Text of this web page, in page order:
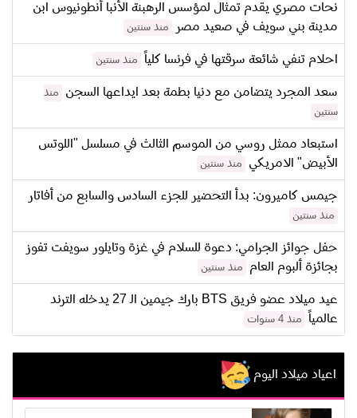
نحات مصري يقدم تمثال لمؤسس الرهبنة الأنبا أنطونيوس ابن
مدينة بني سويف في صعيد مصر
منذ سنتين
احلام تنفي شائعة سرقتها في فرنسا كلياً منذ سنتين
سعد المجرد يتضامن مع دنيا بطمة بعد ايداعها السجن
منذ
سنتين
استبعاد ممثل روسي من الموسم الثالث في مسلسل "اللوتس
الأبيض" الامريكي
منذ سنتين
جيمس كاميرون: بدأ التحضير للجزء السادس والسابع من أفاتار
منذ سنتين
حفل جوائز الجرامي: دعوة للسلام في غزة وتايلور سويفت تفوز
بجائزة ألبوم العام
منذ سنتين
عيد ميلاد عضو فريق BTS بارك جيمين الـ 27 يدخله الترند
عالمياً
منذ 4 سنوات
اعياد ميلاد اليوم